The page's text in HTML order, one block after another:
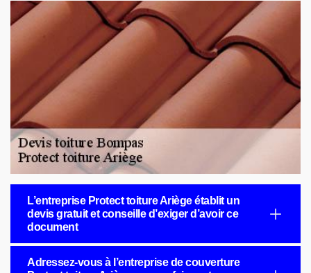
L’entreprise Protect toiture Ariège établit un
devis gratuit et conseille d’exiger d’avoir ce
document
Adressez-vous à l’entreprise de couverture